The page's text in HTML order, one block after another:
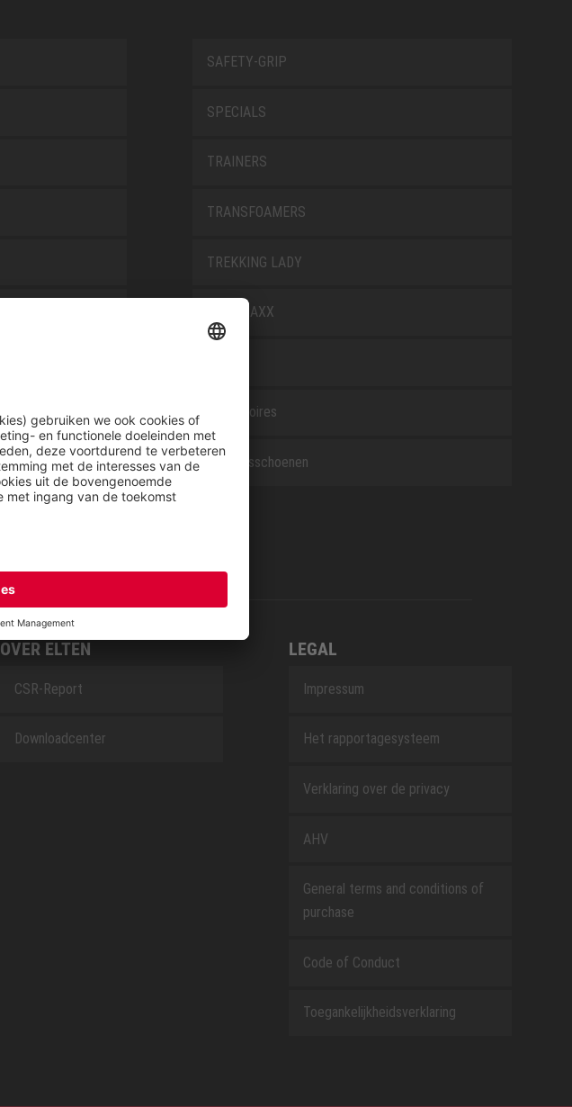
SAFETY-GRIP
SPECIALS
TRAINERS
TRANSFOAMERS
TREKKING LADY
WELLMAXX
Accessoires
Beroepsschoenen
OVER ELTEN
CSR-Report
Downloadcenter
LEGAL
Impressum
Het rapportagesysteem
Verklaring over de privacy
AHV
General terms and conditions of
purchase
Code of Conduct
Toegankelijkheidsverklaring